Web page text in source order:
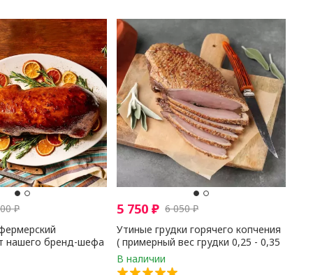
₽
нашего бренд-шефа
вес готового
кг) 1 кг
5 750 ₽ 6 050₽
Утиные грудки горячего копчения
( примерный вес грудки 0,25 - 0,35
гр ) 1 кг